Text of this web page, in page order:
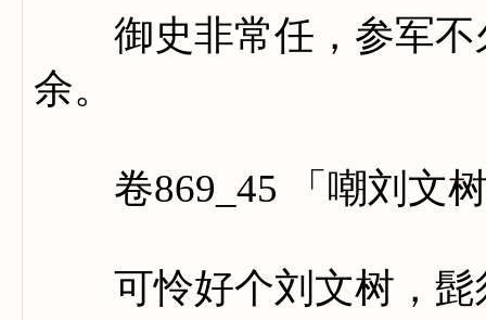
御史非常任，参军不
余。
卷869_45 「嘲刘文
可怜好个刘文树，髭